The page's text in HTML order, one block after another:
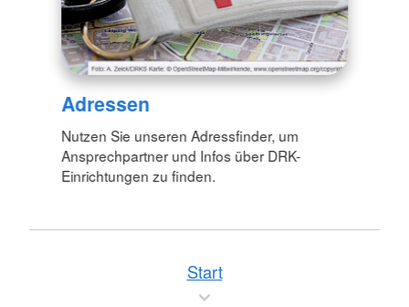
Adressen
Nutzen Sie unseren Adressfinder, um
Ansprechpartner und Infos über DRK-
Einrichtungen zu finden.
Start